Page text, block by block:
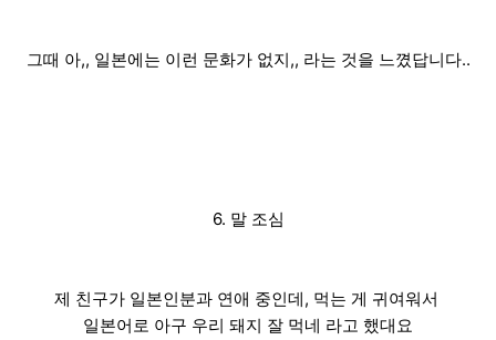
그때 아,, 일본에는 이런 문화가 없지,, 라는 것을 느꼈답니다..
6. 말 조심
제 친구가 일본인분과 연애 중인데, 먹는 게 귀여워서
일본어로 아구 우리 돼지 잘 먹네 라고 했대요